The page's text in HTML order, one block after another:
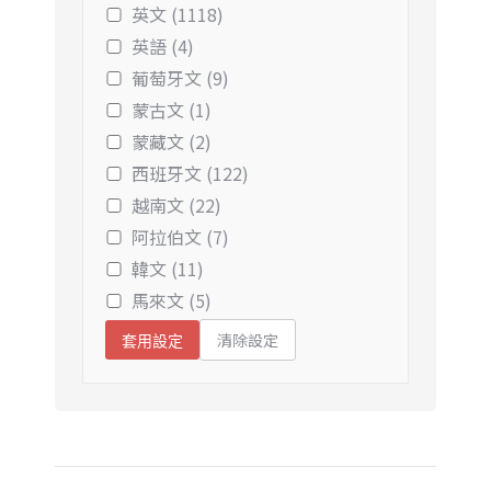
英文 (1118)
英語 (4)
葡萄牙文 (9)
蒙古文 (1)
蒙藏文 (2)
西班牙文 (122)
越南文 (22)
阿拉伯文 (7)
韓文 (11)
馬來文 (5)
套用設定 清除設定